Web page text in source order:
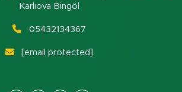
Karlıova Bingöl
05432134367
[email protected]